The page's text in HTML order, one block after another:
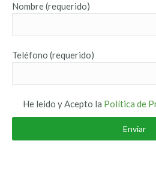
newnewnewnew
Nombre (requerido)
Teléfono (requerido)
He leido y Acepto la Política de